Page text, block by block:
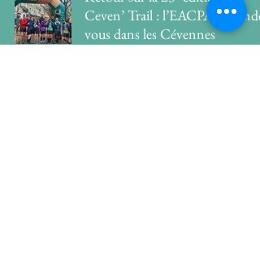
Ceven’ Trail : l’EACPA au
vous dans les Cévennes